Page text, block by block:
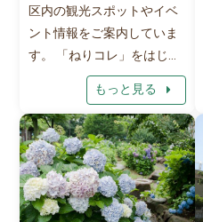
区内の観光スポットやイベ
ント情報をご案内していま
す。 「ねりコレ」をはじめ
とした区内名産品やねり丸
グッズを購入することがで
きます。書籍や雑誌、練馬
区の観光情報を満載した
様々なパンフレットもあ
り、閲覧スペースにてゆっ
くりご覧いただくこともで
もっと見る arrow_right